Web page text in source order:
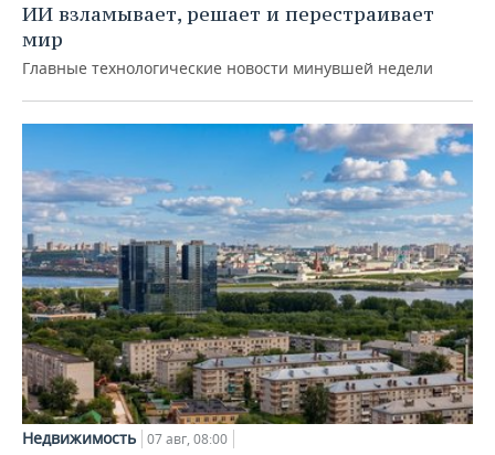
ИИ взламывает, решает и перестраивает
мир
Главные технологические новости минувшей недели
Недвижимость 07 авг, 08:00